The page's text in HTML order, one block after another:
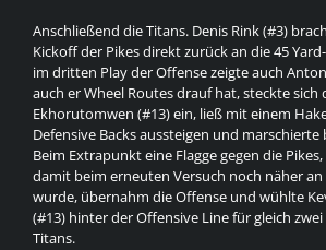
Anschließend die Titans. Denis Rink (#3)
Kickoff der Pikes direkt zurück an die 45
im dritten Play der Offense zeigte auch
auch er Wheel Routes drauf hat, steckte sich
Ekhorutomwen (#13) ein, ließ mit einem
Defensive Backs aussteigen und marschierte
Beim Extrapunkt eine Flagge gegen die
damit beim erneuten Versuch noch näher an
wurde, übernahm die Offense und wühlte
(#13) hinter der Offensive Line für gleich
Titans.